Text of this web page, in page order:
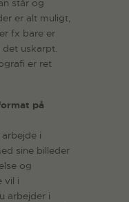
står og
er alt muligt,
fx bare er
uskarpt.
er ret
på
i
sine billeder
og
vil i
arbejder i